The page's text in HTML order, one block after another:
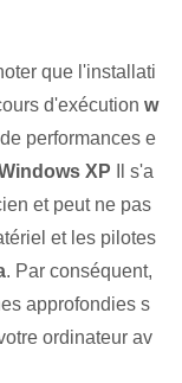
que l'installati
d'exécution w
performances e
XP Il s'a
et peut ne pas
et les pilotes
. Par conséquent,
approfondies s
ordinateur av